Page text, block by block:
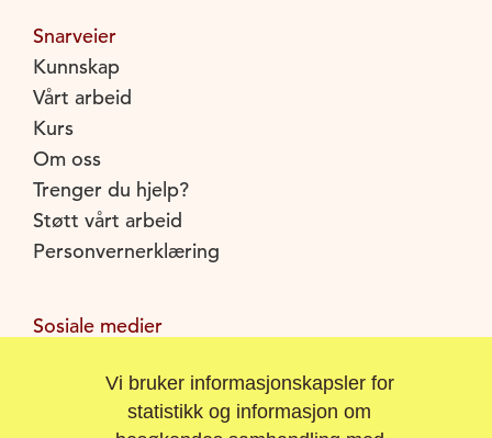
Vi bruker informasjonskapsler for
statistikk og informasjon om
Snarveier
Kunnskap
Vårt arbeid
Kurs
Om oss
Trenger du hjelp?
Støtt vårt arbeid
Personvernerklæring
Sosiale medier
Instagram